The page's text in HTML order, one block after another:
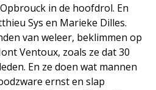
in de hoofdrol. En
Sys en Marieke Dilles.
van weleer, beklimmen op
Ventoux, zoals ze dat 30
En ze doen wat mannen
ernst en slap